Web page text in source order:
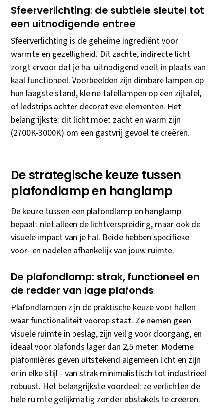
Sfeerverlichting: de subtiele sleutel tot
een uitnodigende entree
Sfeerverlichting is de geheime ingrediënt voor
warmte en gezelligheid. Dit zachte, indirecte licht
zorgt ervoor dat je hal uitnodigend voelt in plaats van
kaal functioneel. Voorbeelden zijn dimbare lampen op
hun laagste stand, kleine tafellampen op een zijtafel,
of ledstrips achter decoratieve elementen. Het
belangrijkste: dit licht moet zacht en warm zijn
(2700K-3000K) om een gastvrij gevoel te creëren.
De strategische keuze tussen
plafondlamp en hanglamp
De keuze tussen een plafondlamp en hanglamp
bepaalt niet alleen de lichtverspreiding, maar ook de
visuele impact van je hal. Beide hebben specifieke
voor- en nadelen afhankelijk van jouw ruimte.
De plafondlamp: strak, functioneel en
de redder van lage plafonds
Plafondlampen zijn de praktische keuze voor hallen
waar functionaliteit voorop staat. Ze nemen geen
visuele ruimte in beslag, zijn veilig voor doorgang, en
ideaal voor plafonds lager dan 2,5 meter. Moderne
plafonnières geven uitstekend algemeen licht en zijn
er in elke stijl - van strak minimalistisch tot industrieel
robuust. Het belangrijkste voordeel: ze verlichten de
hele ruimte gelijkmatig zonder obstakels te creëren.